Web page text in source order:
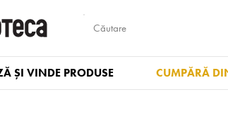
ȘI VINDE PRODUSE CUMPĂRĂ